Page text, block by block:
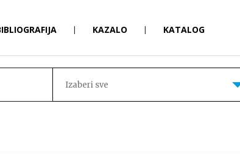
| KAZALO | KATALOG
Izaberi sve